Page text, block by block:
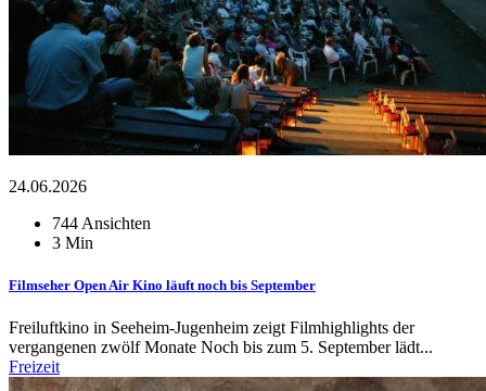
24.06.2026
744 Ansichten
3 Min
Filmseher Open Air Kino läuft noch bis September
Freiluftkino in Seeheim-Jugenheim zeigt Filmhighlights der
vergangenen zwölf Monate Noch bis zum 5. September lädt...
Freizeit